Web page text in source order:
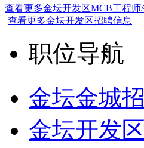
查看更多金坛开发区MCB工程师
查看更多金坛开发区招聘信息
职位导航
金坛金城
金坛开发